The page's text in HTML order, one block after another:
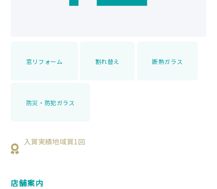
窓リフォーム 割れ替え 断熱ガラス
防災・防犯ガラス
入賞実績地域賞1回
店舗案内